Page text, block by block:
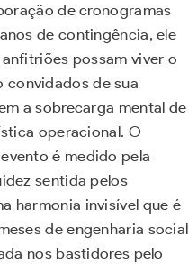
de cronogramas
de contingência, ele
possam viver o
convidados de sua
a sobrecarga mental de
operacional. O
é medido pela
sentida pelos
harmonia invisível que é
de engenharia social
nos bastidores pelo